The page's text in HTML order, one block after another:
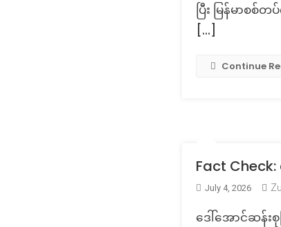
ပြီး မြန်မာစ
[…]
Continue
Fact
July 4, 2026
ဒေါ်အောင်ဆန်